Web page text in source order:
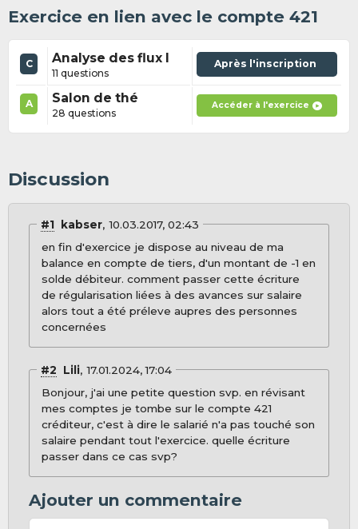
Exercice en lien avec le compte 421
C Analyse des flux I
11 questions
Après l'inscription
A Salon de thé
28 questions
Accéder à l'exercice
Discussion
#1 kabser 10.03.2017, 02:43
en fin d'exercice je dispose au niveau de ma
balance en compte de tiers, d'un montant de -1 en
solde débiteur. comment passer cette écriture
de régularisation liées à des avances sur salaire
alors tout a été préleve aupres des personnes
concernées
#2 Lili 17.01.2024, 17:04
Bonjour, j'ai une petite question svp. en révisant
mes comptes je tombe sur le compte 421
créditeur, c'est à dire le salarié n'a pas touché son
salaire pendant tout l'exercice. quelle écriture
passer dans ce cas svp?
Ajouter un commentaire